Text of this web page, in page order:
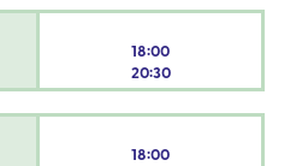
18:00
20:30
18:00